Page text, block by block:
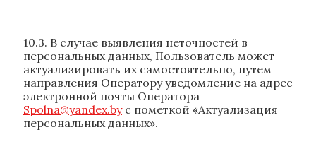
10.3. В случае выявления неточностей в
персональных данных, Пользователь может
актуализировать их самостоятельно, путем
направления Оператору уведомление на адрес
электронной почты Оператора
Spolna@yandex.byс пометкой «Актуализация
персональных данных».